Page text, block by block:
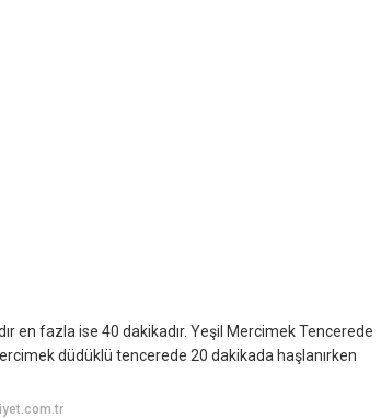
en fazla ise 40 dakikadır. Yeşil Mercimek Tencerede
düdüklü tencerede 20 dakikada haşlanırken